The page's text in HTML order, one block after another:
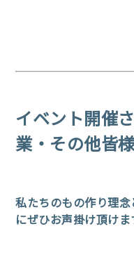
イベント開催
業・その他皆
私たちのもの作り理
にぜひお声掛け頂けま